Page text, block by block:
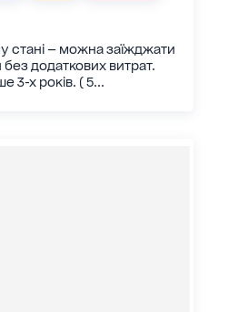
стані — можна заїжджати
додаткових витрат.
3-х років. ( 5...